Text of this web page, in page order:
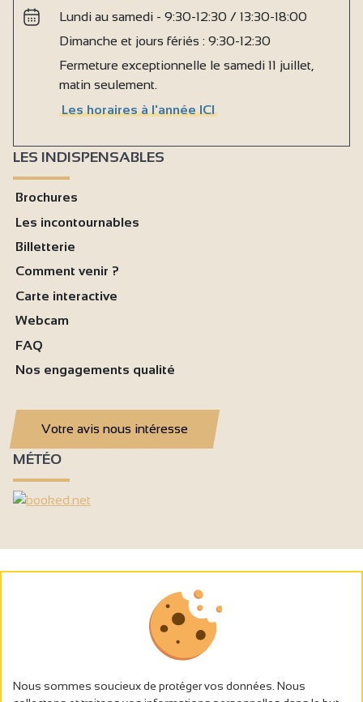
Lundi au samedi - 9:30-12:30 / 13:30-18:00
Dimanche et jours fériés : 9:30-12:30
Fermeture exceptionnelle le samedi 11 juillet,
matin seulement.
Les horaires à l'année ICI
LES INDISPENSABLES
Brochures
Les incontournables
Billetterie
Comment venir ?
Carte interactive
Webcam
FAQ
Nos engagements qualité
Votre avis nous intéresse
MÉTÉO
Nous sommes soucieux de protéger vos données. Nous